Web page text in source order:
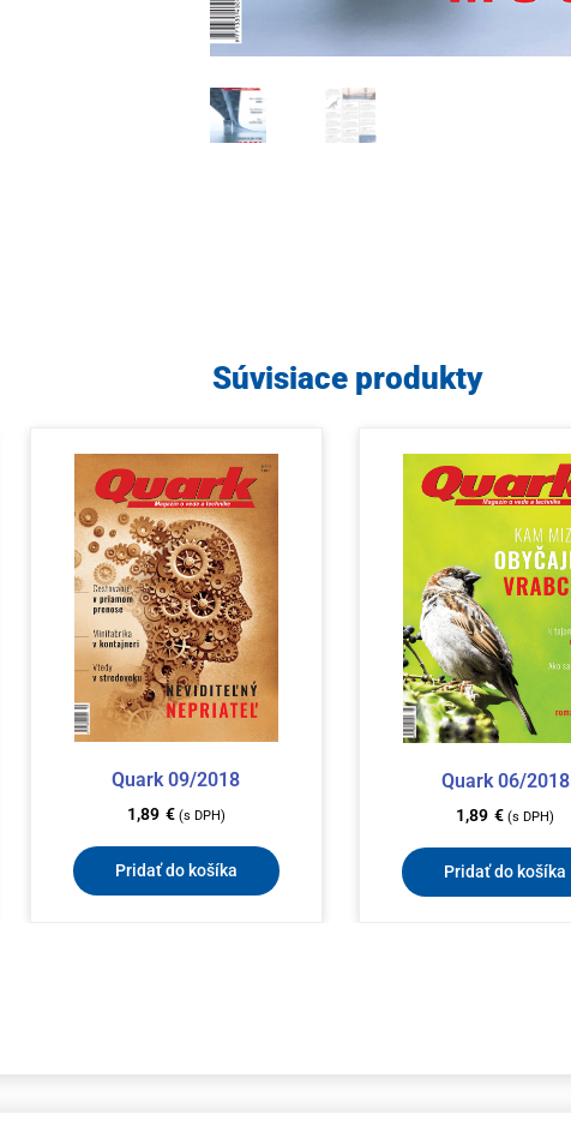
Súvisiace produkty
Quark 09/2018
1,89 € (s DPH)
Pridať do košíka
Quark 06/2018
1,89 € (s DPH)
Pridať do košíka